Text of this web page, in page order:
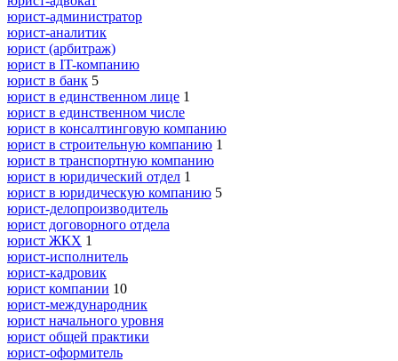
юрист-администратор
юрист-аналитик
юрист (арбитраж)
юрист в IT-компанию
юрист в банк 5
юрист в единственном лице 1
юрист в единственном числе
юрист в консалтинговую компанию
юрист в строительную компанию 1
юрист в транспортную компанию
юрист в юридический отдел 1
юрист в юридическую компанию 5
юрист-делопроизводитель
юрист договорного отдела
юрист ЖКХ 1
юрист-исполнитель
юрист-кадровик
юрист компании 10
юрист-международник
юрист начального уровня
юрист общей практики
юрист-оформитель